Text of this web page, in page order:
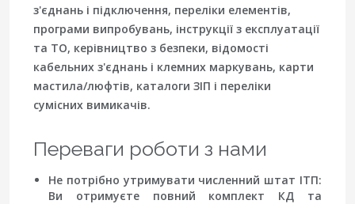
з'єднань і підключення, переліки елементів,
програми випробувань, інструкції з експлуатації
та ТО, керівництво з безпеки, відомості
кабельних з'єднань і клемних маркувань, карти
мастила/люфтів, каталоги ЗІП і переліки
сумісних вимикачів.
Переваги роботи з нами
Не потрібно утримувати численний штат ІТП:
Ви отримуєте повний комплект КД та